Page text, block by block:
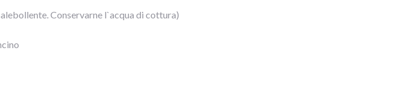
Conservarne l`acqua di cottura)